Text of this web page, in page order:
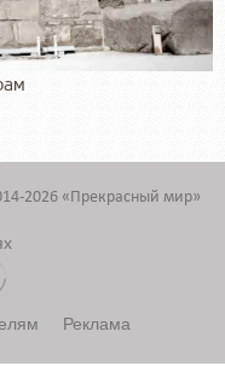
2026 «Прекрасный мир»
Реклама